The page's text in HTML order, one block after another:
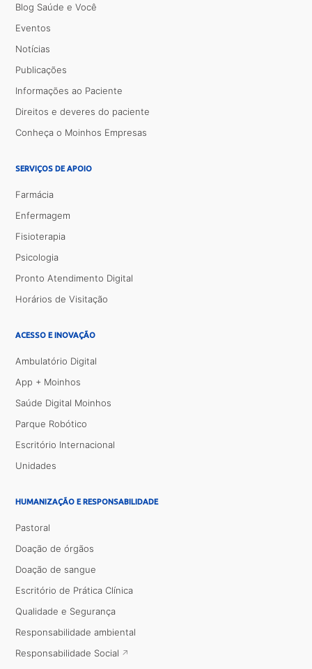
Blog Saúde e Você
Eventos
Notícias
Publicações
Informações ao Paciente
Direitos e deveres do paciente
Conheça o Moinhos Empresas
SERVIÇOS DE APOIO
Farmácia
Enfermagem
Fisioterapia
Psicologia
Pronto Atendimento Digital
Horários de Visitação
ACESSO E INOVAÇÃO
Ambulatório Digital
App + Moinhos
Saúde Digital Moinhos
Parque Robótico
Escritório Internacional
Unidades
HUMANIZAÇÃO E RESPONSABILIDADE
Pastoral
Doação de órgãos
Doação de sangue
Escritório de Prática Clínica
Qualidade e Segurança
Responsabilidade ambiental
Responsabilidade Social